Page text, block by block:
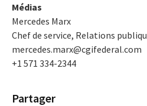
Médias
Mercedes Marx
Chef de service, Relations
mercedes.marx@cgifederal.com
+1 571 334-2344
Partager